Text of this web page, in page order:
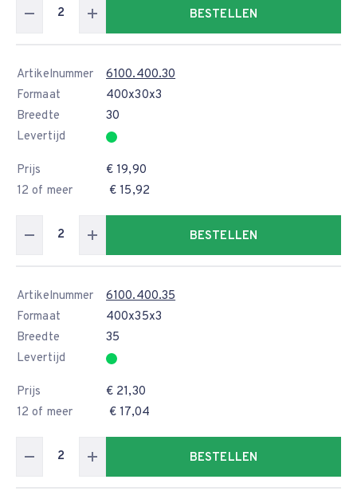
BESTELLEN
Artikelnummer
6100.400.30
Formaat
400x30x3
Breedte
30
Levertijd
Prijs
€ 19,90
12 of meer
€ 15,92
BESTELLEN
Artikelnummer
6100.400.35
Formaat
400x35x3
Breedte
35
Levertijd
Prijs
€ 21,30
12 of meer
€ 17,04
BESTELLEN